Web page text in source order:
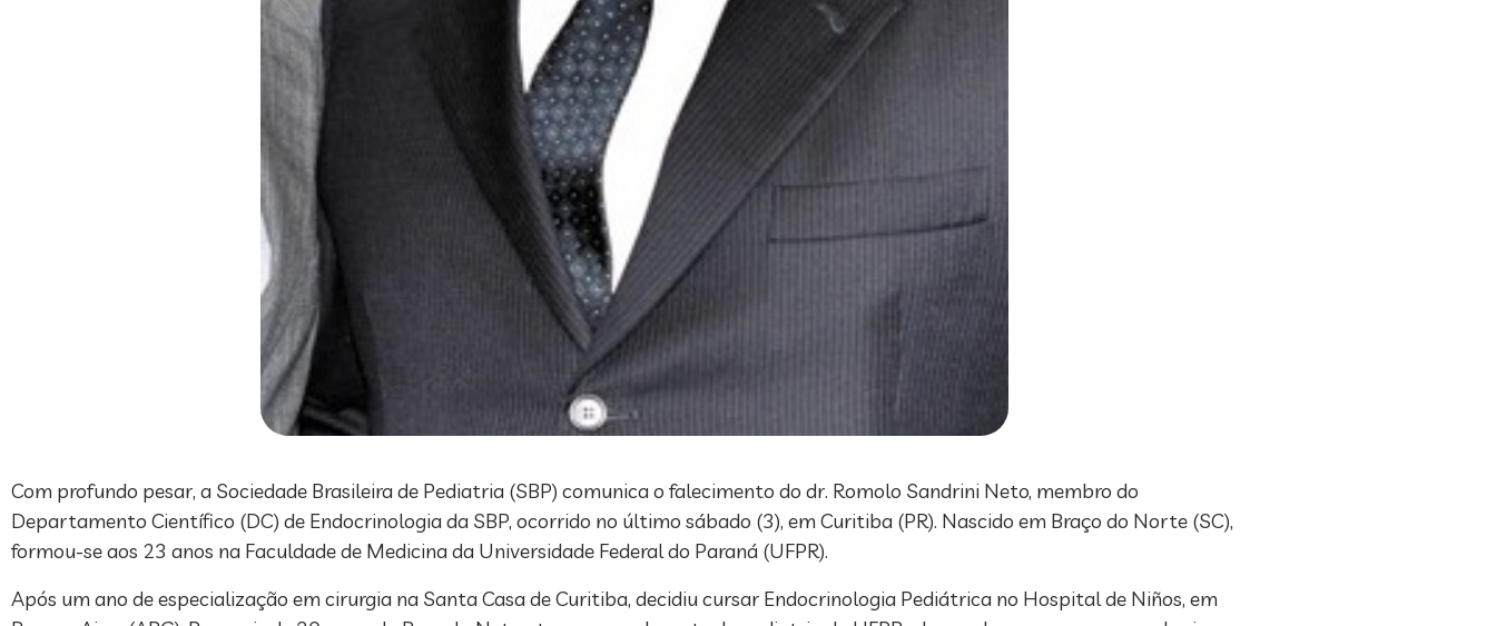
Com profundo pesar, a Sociedade Brasileira de Pediatria (SBP) comunica o falecimento do dr. Romolo Sandrini Neto, membro do
Departamento Científico (DC) de Endocrinologia da SBP, ocorrido no último sábado (3), em Curitiba (PR). Nascido em Braço do Norte (SC),
formou-se aos 23 anos na Faculdade de Medicina da Universidade Federal do Paraná (UFPR).
Após um ano de especialização em cirurgia na Santa Casa de Curitiba, decidiu cursar Endocrinologia Pediátrica no Hospital de Niños, em